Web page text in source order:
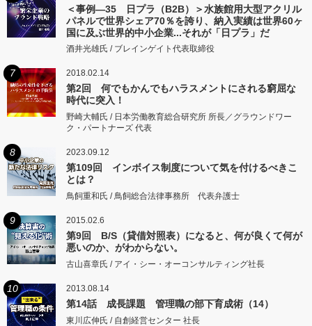
＜事例―35 日プラ（B2B）＞水族館用大型アクリル
パネルで世界シェア70％を誇り、納入実績は世界60ヶ
国に及ぶ世界的中小企業...それが「日プラ」だ
酒井光雄氏 / ブレインゲイト代表取締役
7 2018.02.14
第2回 何でもかんでもハラスメントにされる窮屈な
時代に突入！
野崎大輔氏 / 日本労働教育総合研究所 所長／グラウンドワー
ク・パートナーズ 代表
8 2023.09.12
第109回 インボイス制度について気を付けるべきこ
とは？
鳥飼重和氏 / 鳥飼総合法律事務所 代表弁護士
9 2015.02.6
第9回 B/S（貸借対照表）になると、何が良くて何が
悪いのか、がわからない。
古山喜章氏 / アイ・シー・オーコンサルティング社長
10 2013.08.14
第14話 成長課題 管理職の部下育成術（14）
東川広伸氏 / 自創経営センター 社長